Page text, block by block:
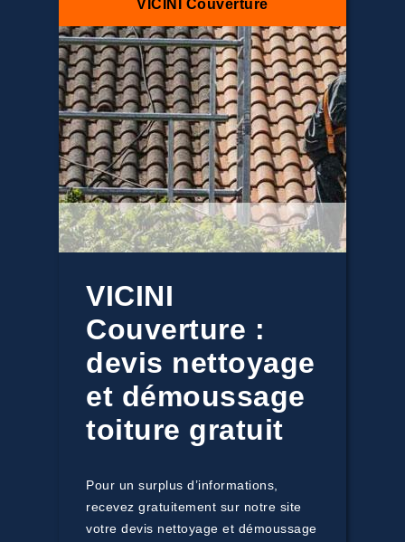
VICINI Couverture
VICINI
Couverture :
devis nettoyage
et démoussage
toiture gratuit
Pour un surplus d’informations,
recevez gratuitement sur notre site
votre devis nettoyage et démoussage